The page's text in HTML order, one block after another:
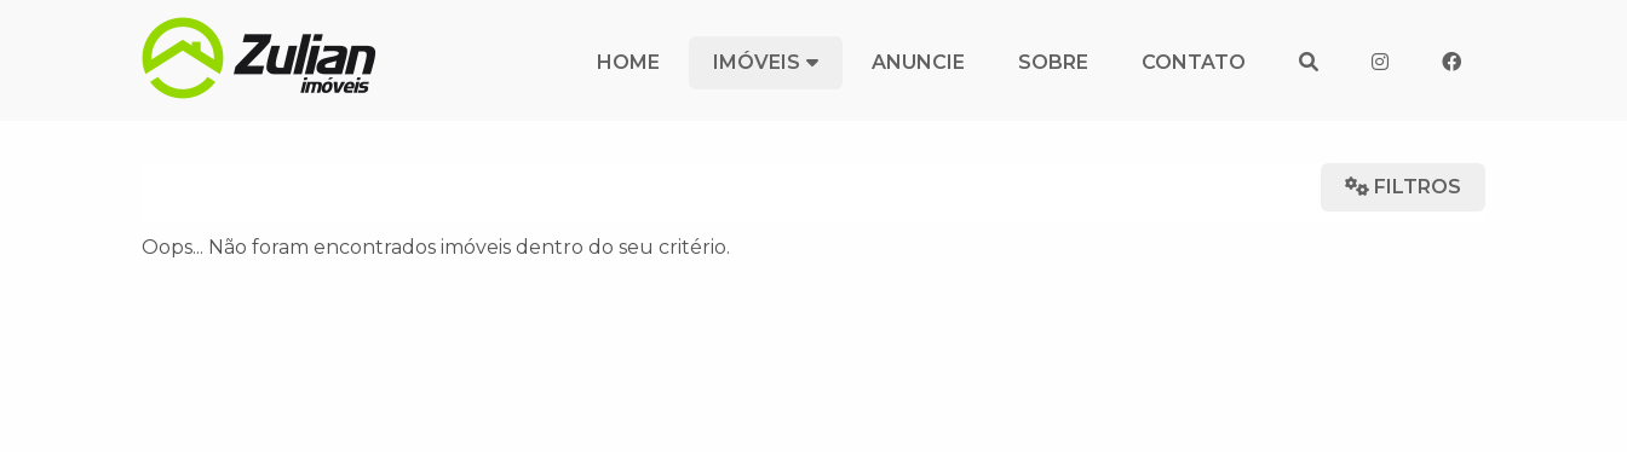
HOME IMÓVEIS ANUNCIE SOBRE CONTATO
FILTROS
Oops... Não foram encontrados imóveis dentro do seu critério.